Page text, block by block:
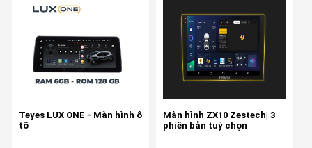
cân chỉnh âm thanh full xe
Teyes LUX ONE - Màn hình ô
tô
Màn hình ZX10 Zestech| 3
phiên bản tuỳ chọn